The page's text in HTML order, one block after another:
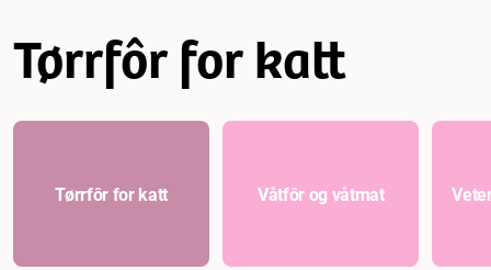
Tørrfôr for katt
Tørrfôr for katt Våtfôr og våtmat